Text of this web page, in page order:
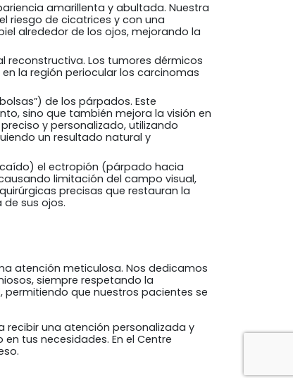
amarillenta y abultada. Nuestra
riesgo de cicatrices y con una
alrededor de los ojos, mejorando la
reconstructiva. Los tumores dérmicos
la región periocular los carcinomas
de los párpados. Este
sino que también mejora la visión en
y personalizado, utilizando
un resultado natural y
el ectropión (párpado hacia
limitación del campo visual,
precisas que restauran la
sus ojos.
atención meticulosa. Nos dedicamos
siempre respetando la
que nuestros pacientes se
una atención personalizada y
tus necesidades. En el Centre